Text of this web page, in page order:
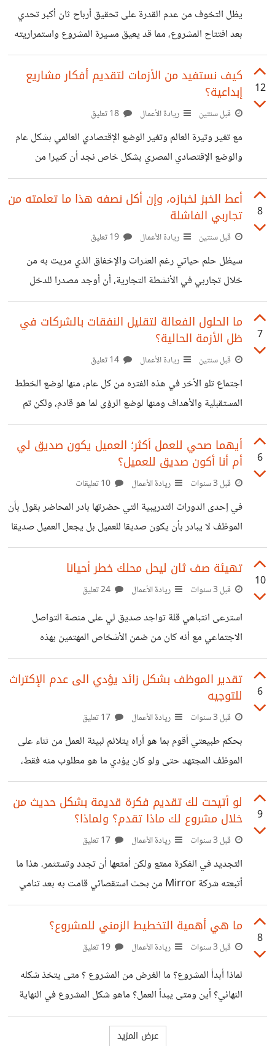
بالملل، بل لا أخفي بأنني كنت أتهرب من الحضور في أوقات
عديدة، ودائما كان يراودني سؤال، هل فعلا لو حدث
يظل التخوف من عدم القدرة على تحقيق أرباح ثان أكبر تحدي
بعد افتتاح المشروع، مما قد يعيق مسيرة المشروع واستمراريته
بشكل كامل، قرأت منذ أيام مقال يتحدث عن العديد من المشاريع
التي واجهتها صعوبة في تحقيق الأرباح بل أثر على استمراريتها،
وعند النظر إلى أنواع المشاريع كانت ذو رؤية مختلفة كليا عن
المتعارف عليها، منها مشروع متجر إلكتروني لبيع الملابس
المستعملة، ومشروع أخر عن مطعم صديق للبيئة وأخر عن
تطبيق لطلب الطعام، من الوهلة الأولى تجد بأنها أفكار مبدئية
12
كيف نستفيد من الأزمات لتقديم أفكار مشاريع
إبداعية؟
قبل سنتين ريادة الأعمال
مع تغير وتيرة العالم وتغير الوضع الإقتصادي العالمي بشكل عام
والوضع الإقتصادي المصري بشكل خاص نجد أن كثيرا من
المستثمرين بدوا متخوفين من ضخ مزيدا من الاستثمارات ولا
يخفى على أحد الأسباب، ولكن ليس النقاش هنا متعلق عن أسباب
هذا الوضع ولكن الرؤية هنا مختلفة تماما، من وجهة نظر أخرى
نجد بأن هناك أشخاص يجدوا متعتهم وإبداعهم في الأزمات
ومثال على ذلك في عام 2020 مع إنتشار جائحة كورونا إزداد
الطلب على خدمات التوصيل بشكل كبير فقد بدأ العديد من
8
أعط الخبز لخبازه، وإن أكل نصفه هذا ما تعلمته من
تجاربي الفاشلة
قبل سنتين ريادة الأعمال
سيظل حلم حياتي رغم العثرات والإخفاق الذي مريت به من
خلال تجاربي في الأنشطة التجارية، أن أوجد مصدرا للدخل
كاستثمار مال أو استثمار موهبة، كلاهما يحتاجان الوقت اللازم
والمال الكافي والدراسة الكافية. في مشروعي الأول كنت لا أملك
الوقت الكافي لإدارته فكنت أتابعه عند بعد ولم أدرسه جيدا ولكن
كنت أمتلك المال والنتيجة الخسارة بالتأكيد، المشروع الثاني كنت
أمتلك الوقت والمال ولكن أفتقدت أيضا الدراسة وإلمامي
بالمشروع لم أخسر سريعا مثل المشروع الأول ولكن المحصلة
7
ما الحلول الفعالة لتقليل النفقات بالشركات في
ظل الأزمة الحالية؟
قبل سنتين ريادة الأعمال
اجتماع تلو الأخر في هذه الفتره من كل عام، منها لوضع الخطط
المستقبلية والأهداف ومنها لوضع الرؤى لما هو قادم، ولكن تم
طرح سؤال تقليدي وهو عن ألية وجود حل سريع وتأثيره مباشر
في خفض النفقات، كل من الحضور أيضا أعطى أفكار شبه
تقليدية ولم تلاقي القبول، ولكن شخص من الحضور اقترح حلا
أخر وهو تقليل مسألة التداول بالأوراق وعرض التقارير الورقية
وإكتفاء بنشرها عن طريق المشاركة على الإيميل ( FOLDER
SHARE ) وأيضا الطباعة تكون على الورق الصغير A5
6
أيهما صحي للعمل أكثر؛ العميل يكون صديق لي
أم أنا أكون صديق للعميل؟
قبل 3 سنوات ريادة الأعمال
في إحدى الدورات التدريبية التي حضرتها بادر المحاضر بقول بأن
الموظف لا يبادر بأن يكون صديقا للعميل بل يجعل العميل صديقا
له، جملة أوقفتني لدرجة أني قمت بسؤاله، وما الفارق؟ التفت لي
وبدأ الشرح، معنى أن تكون صديقا للعميل ستفقد الموضوعية
لأنه وقتها سيكون من الصعب أن تظل محايدا في تقديم المعلومة
مصلحة الصديق، وأيضا من الصعب عليك سرية معلومات العميل
إذا كان صديقا، فقد يشعر العميل معك من مشاركة
10
تهيئة صف ثان ليحل محلك خطر أحيانا
قبل 3 سنوات ريادة الأعمال
استرعى انتباهي قلة تواجد صديق لي على منصة التواصل
الاجتماعي مع أنه كان من ضمن الأشخاص المهتمين بهذه
المنصات وكان فعال بشكل كبير، لم أتردد لحظه في سؤاله عن
الغياب ولكن وجدته حزين على موقف في العمل، حيث أنه يعمل
بمنصب مرموق حقا بإحدى البنوك وكان مثال للتفاني وكان من
ضمن أسباب البنك بجذب استثمارات بأموال ضخمة خلال السنة
الماضية، وكان يعتمد على مجموعة من الموظفين لإنجاز باقي
الأعمال ويقوم بتوزيعها بشكل متساو بناء على نوعية العمل
6
تقدير الموظف بشكل زائد يؤدي الى عدم الإكتراث
للتوجيه
قبل 3 سنوات ريادة الأعمال
بحكم طبيعتي أقوم بما هو أراه يتلائم لبيئة العمل من ثناء على
الموظف المجتهد حتى ولو كان يؤدي ما هو مطلوب منه فقط،
وأشد أذر من يحتاج الى دعم نفسي، وتقديم المشورة لمن يحتاج
لها، وأجد أنها تؤتي بثمارها بشكل كبير، فمن ضمن من قمت
بدعمهم موظف تحت إدارتي إلتمست فيه المسؤولية والقيادة
داخل الفريق والقيام بالمهام بشكل دقيق، وعلمه بكل تفاصيل
العمل، قمت بدعمه بشكل مباشر عن طريق إعطائه صلاحيات
للتصرف، وتقديم مهام مخصصة له، بل كان من ضمن
9
لو أتيحت لك تقديم فكرة قديمة بشكل حديث من
خلال مشروع لك ماذا تقدم؟ ولماذا؟
قبل 3 سنوات ريادة الأعمال
التجديد في الفكرة ممتع ولكن أمتعها أن تجدد وتستثمر، هذا ما
أتبعته شركة Mirror من بحث استقصائي قامت به بعد تنامي
غلق صالات الألعاب الرياضية، حيث كانت الأسباب تتمحور حول
صعوبة توفير الوقت اللازم للذهاب الى صالة الألعاب ومن عدم
وجود مدرب كفء، فقامت الشركة مع مجموعة مبتكرة من رواد
حصص اللياقة عند الطلب، ولها مواعيد للبث المباشر أيضا، الدخل
هنا قائم على الإشتراك الشهري من العملاء ومن بيع المرايا
وملحقاتها،
8
ما هي أهمية التخطيط الزمني للمشروع؟
قبل 3 سنوات ريادة الأعمال
لماذا أبدأ المشروع؟ ما الغرض من المشروع ؟ متى يتخذ شكله
النهائي؟ أين ومتى يبدأ العمل؟ ماهو شكل المشروع في النهاية
ومستقبله؟ خمسة أسئلة لابد من توجيهها في بداية إنشاء أي من